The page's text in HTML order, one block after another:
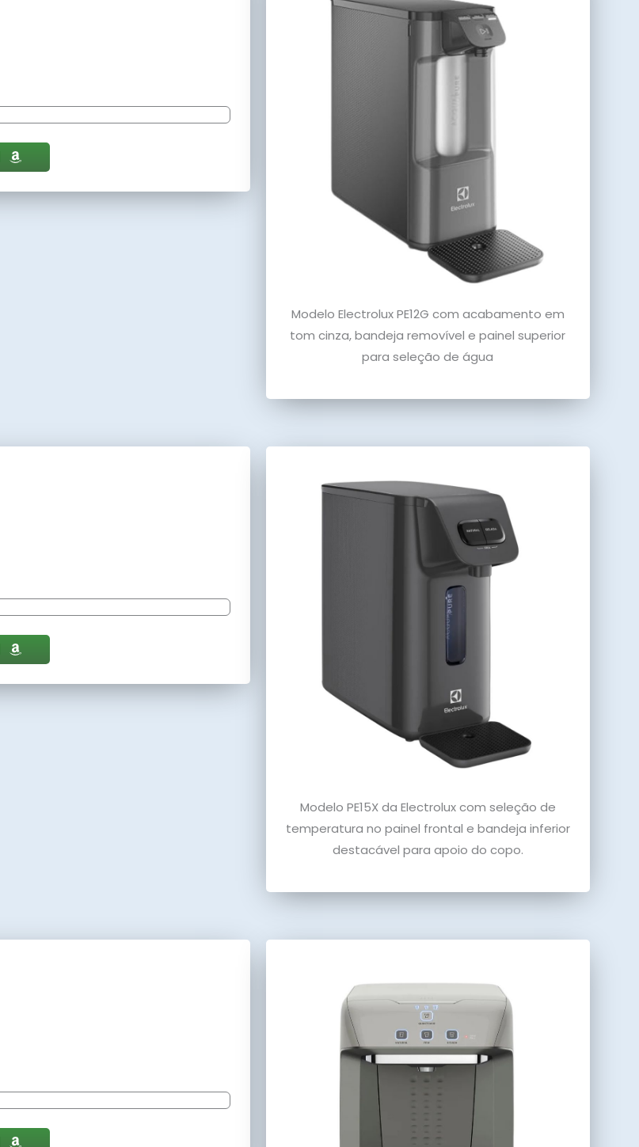
Modelo Electrolux PE12G com acabamento em
tom cinza, bandeja removível e painel superior
para seleção de água
Modelo PE15X da Electrolux com seleção de
temperatura no painel frontal e bandeja inferior
destacável para apoio do copo.